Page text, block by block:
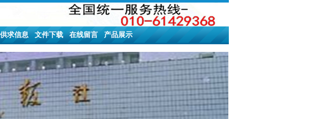
供求信息 文件下载 在线留言 产品展示